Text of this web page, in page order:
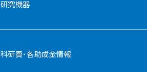
研究機器
科研費･各助成金情報